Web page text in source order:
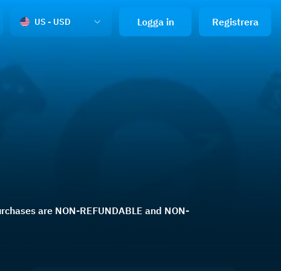
US - USD Logga in Registrera
are NON-REFUNDABLE and NON-